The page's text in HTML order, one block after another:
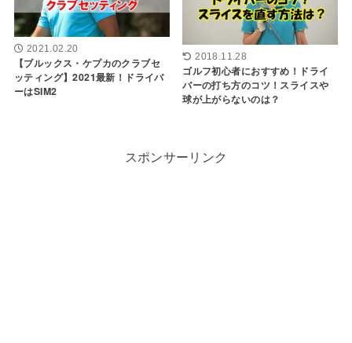
2021.02.20
【ブルックス・ケプカのクラブセ
ッティング】2021最新！ドライバ
ーはSIM2
2018.11.28
ゴルフ初心者におすすめ！ドライ
バーの打ち方のコツ！スライスや
球が上がらないのは？
スポンサーリンク